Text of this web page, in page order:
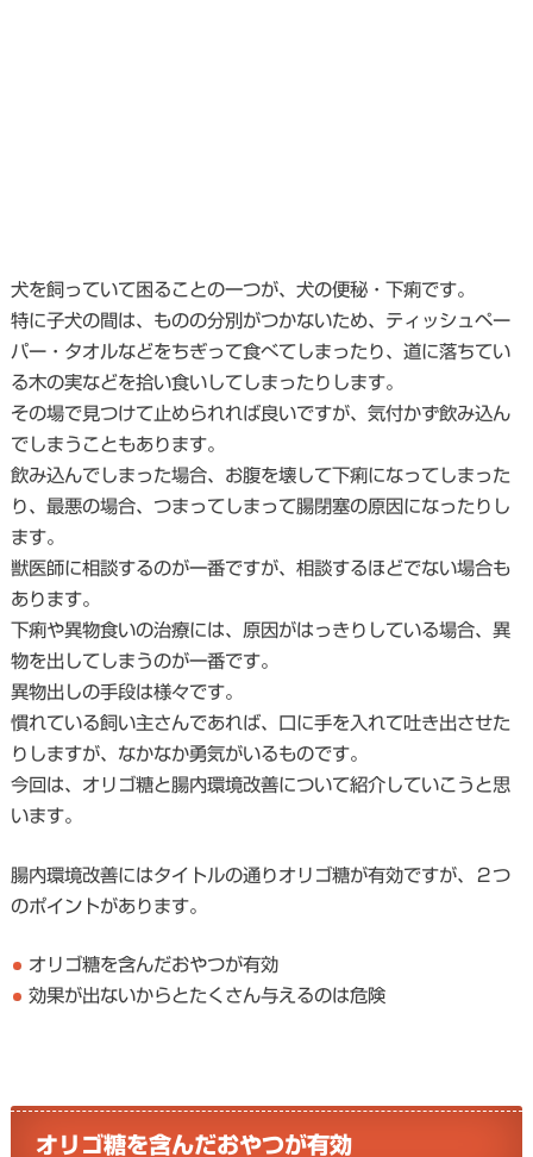
犬を飼っていて困ることの一つが、犬の便秘・下痢です。
特に子犬の間は、ものの分別がつかないため、ティッシュペー
パー・タオルなどをちぎって食べてしまったり、道に落ちてい
る木の実などを拾い食いしてしまったりします。
その場で見つけて止められれば良いですが、気付かず飲み込ん
でしまうこともあります。
飲み込んでしまった場合、お腹を壊して下痢になってしまった
り、最悪の場合、つまってしまって腸閉塞の原因になったりし
ます。
獣医師に相談するのが一番ですが、相談するほどでない場合も
あります。
下痢や異物食いの治療には、原因がはっきりしている場合、異
物を出してしまうのが一番です。
異物出しの手段は様々です。
慣れている飼い主さんであれば、口に手を入れて吐き出させた
りしますが、なかなか勇気がいるものです。
今回は、オリゴ糖と腸内環境改善について紹介していこうと思
います。
腸内環境改善にはタイトルの通りオリゴ糖が有効ですが、２つ
のポイントがあります。
オリゴ糖を含んだおやつが有効
効果が出ないからとたくさん与えるのは危険
オリゴ糖を含んだおやつが有効